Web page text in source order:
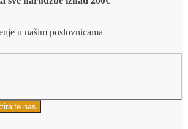
u našim poslovnicama
nas